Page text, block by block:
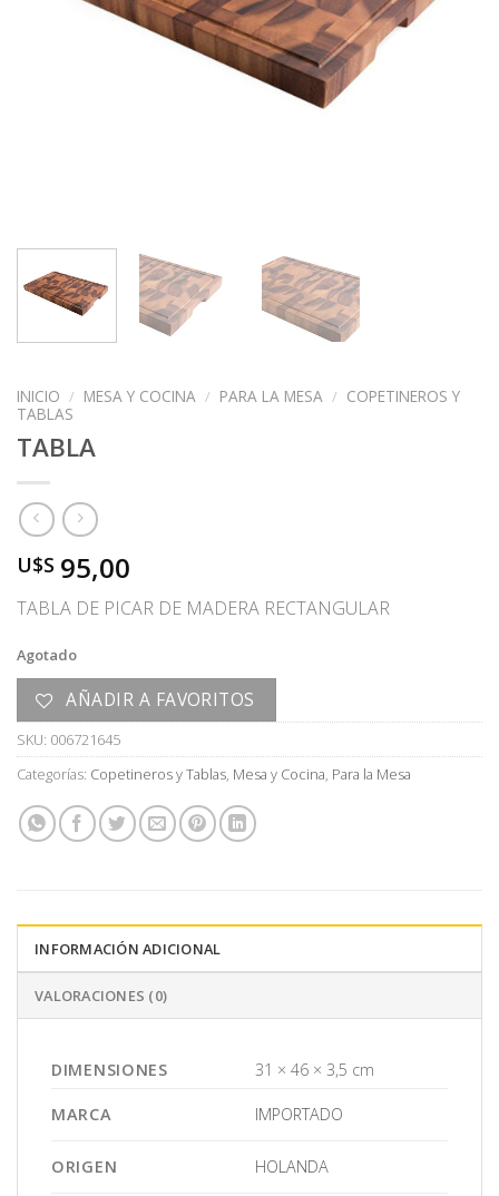
INICIO / MESA Y COCINA / PARA LA MESA / COPETINEROS Y
TABLAS
TABLA
U$S 95,00
TABLA DE PICAR DE MADERA RECTANGULAR
Agotado
AÑADIR A FAVORITOS
SKU: 006721645
Categorías: Copetineros y Tablas, Mesa y Cocina, Para la Mesa
INFORMACIÓN ADICIONAL
VALORACIONES (0)
DIMENSIONES 31 × 46 × 3,5 cm
MARCA IMPORTADO
ORIGEN HOLANDA